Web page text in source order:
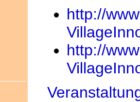
http://
http://